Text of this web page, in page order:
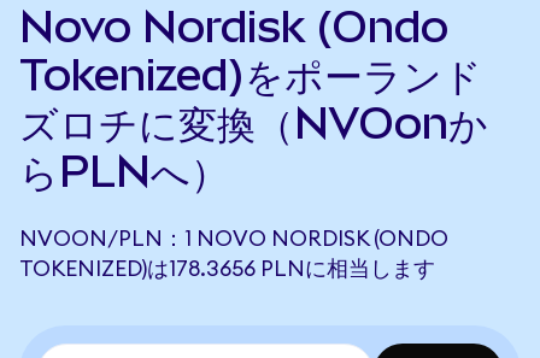
Novo Nordisk (Ondo
Tokenized)をポーランド
ズロチに変換（NVOonか
らPLNへ）
NVOON/PLN：1 NOVO NORDISK (ONDO
TOKENIZED)は178.3656 PLNに相当します